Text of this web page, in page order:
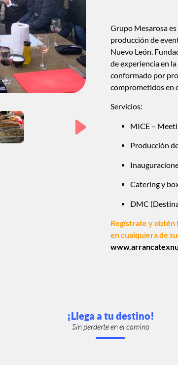
Grupo Mesarosa
producción de
Nuevo León.
de experiencia en
conformado por
comprometidos en
Servicios:
MICE –
Producción
Catering y
DMC
Regístrate y obtén
en cualquiera de
¡Llega a tu destino!
Sin perderte en el camino